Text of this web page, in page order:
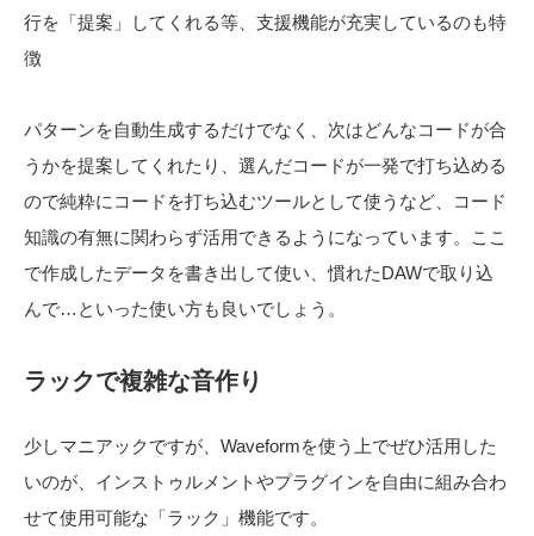
行を「提案」してくれる等、支援機能が充実しているのも特
徴
パターンを自動生成するだけでなく、次はどんなコードが合
うかを提案してくれたり、選んだコードが一発で打ち込める
ので純粋にコードを打ち込むツールとして使うなど、コード
知識の有無に関わらず活用できるようになっています。ここ
で作成したデータを書き出して使い、慣れたDAWで取り込
んで…といった使い方も良いでしょう。
ラックで複雑な音作り
少しマニアックですが、Waveformを使う上でぜひ活用した
いのが、インストゥルメントやプラグインを自由に組み合わ
せて使用可能な「ラック」機能です。